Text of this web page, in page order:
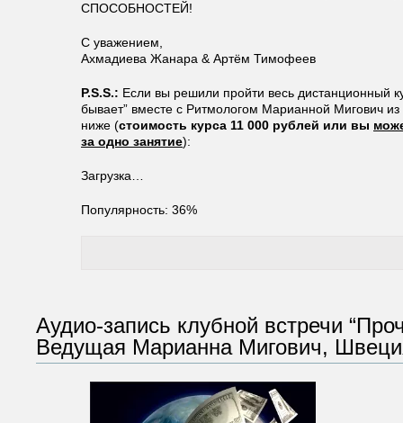
СПОСОБНОСТЕЙ!
С уважением,
Ахмадиева Жанара & Артём Тимофеев
P.S.S.: Если вы решили пройти весь дистанционный
бывает” вместе с Ритмологом Марианной Мигович
ниже (стоимость курса 11 000 рублей или вы
за одно занятие):
Загрузка…
Популярность: 36%
Аудио-запись клубной встречи
Ведущая Марианна Мигович,